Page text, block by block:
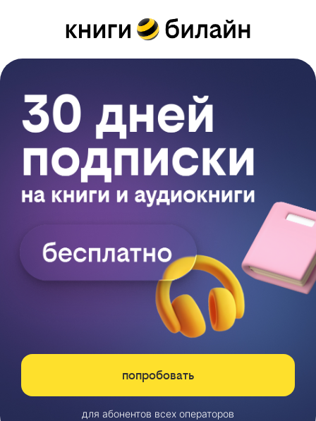
попробовать
для абонентов всех операторов